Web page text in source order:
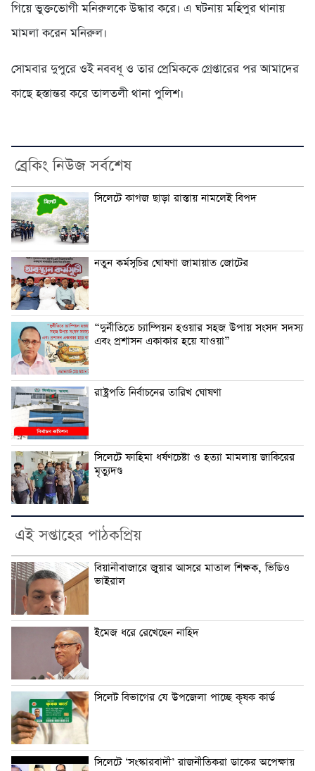
গিয়ে ভুক্তভোগী মনিরুলকে উদ্ধার করে। এ ঘটনায় মহিপুর থানায়
মামলা করেন মনিরুল।
সোমবার দুপুরে ওই নববধূ ও তার প্রেমিককে গ্রেপ্তারের পর আমাদের
কাছে হস্তান্তর করে তালতলী থানা পুলিশ।
ব্রেকিং নিউজ সর্বশেষ
সিলেটে কাগজ ছাড়া রাস্তায় নামলেই বিপদ
নতুন কর্মসূচির ঘোষণা জামায়াত জোটের
“দুর্নীতিতে চ্যাম্পিয়ন হওয়ার সহজ উপায় সংসদ সদস্য
এবং প্রশাসন একাকার হয়ে যাওয়া”
রাষ্ট্রপতি নির্বাচনের তারিখ ঘোষণা
সিলেটে ফাহিমা ধর্ষণচেষ্টা ও হত্যা মামলায় জাকিরের
মৃত্যুদণ্ড
এই সপ্তাহের পাঠকপ্রিয়
বিয়ানীবাজারে জুয়ার আসরে মাতাল শিক্ষক, ভিডিও
ভাইরাল
ইমেজ ধরে রেখেছেন নাহিদ
সিলেট বিভাগের যে উপজেলা পাচ্ছে কৃষক কার্ড
সিলেটে ‘সংস্কারবাদী’ রাজনীতিকরা ডাকের অপেক্ষায়